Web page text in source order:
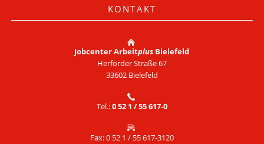
KONTAKT
Jobcenter Arbeitplus Bielefeld
Herforder Straße 67
33602 Bielefeld
Tel.:0 52 1 / 55 617-0
Fax: 0 52 1 / 55 617-3120